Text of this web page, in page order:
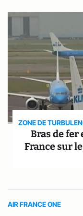
ZONE DE
Bras de fer
France sur
AIR FRANCE ONE